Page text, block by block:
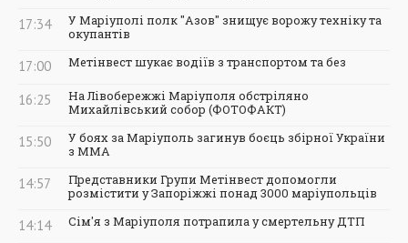
17:34
У Маріуполі полк "Азов" знищує ворожу техніку та
окупантів
17:00 Метінвест шукає водіїв з транспортом та без
16:25
На Лівобережжі Маріуполя обстріляно
Михайлівський собор (ФОТОФАКТ)
15:50
У боях за Маріуполь загинув боєць збірної України
з ММА
14:57
Представники Групи Метінвест допомогли
розмістити у Запоріжжі понад 3000 маріупольців
14:14 Сім'я з Маріуполя потрапила у смертельну ДТП